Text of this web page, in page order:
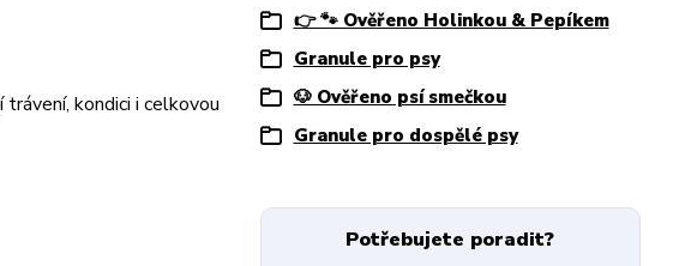
kondici i celkovou
👉 🐾 Ověřeno Holinkou & Pepíkem
Granule pro psy
🐶 Ověřeno psí smečkou
Granule pro dospělé psy
Potřebujete poradit?